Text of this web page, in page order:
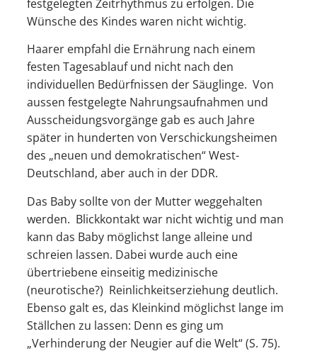
festgelegten Zeitrhythmus zu erfolgen. Die
Wünsche des Kindes waren nicht wichtig.
Haarer empfahl die Ernährung nach einem
festen Tagesablauf und nicht nach den
individuellen Bedürfnissen der Säuglinge. Von
aussen festgelegte Nahrungsaufnahmen und
Ausscheidungsvorgänge gab es auch Jahre
später in hunderten von Verschickungsheimen
des „neuen und demokratischen“ West-
Deutschland, aber auch in der DDR.
Das Baby sollte von der Mutter weggehalten
werden. Blickkontakt war nicht wichtig und man
kann das Baby möglichst lange alleine und
schreien lassen. Dabei wurde auch eine
übertriebene einseitig medizinische
(neurotische?) Reinlichkeitserziehung deutlich.
Ebenso galt es, das Kleinkind möglichst lange im
Ställchen zu lassen: Denn es ging um
„Verhinderung der Neugier auf die Welt“ (S. 75).